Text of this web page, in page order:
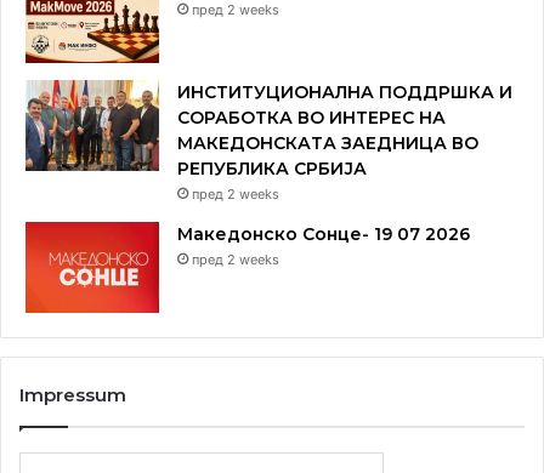
пред 2 weeks
ИНСТИТУЦИОНАЛНА ПОДДРШКА И
СОРАБОТКА ВО ИНТЕРЕС НА
МАКЕДОНСКАТА ЗАЕДНИЦА ВО
РЕПУБЛИКА СРБИЈА
пред 2 weeks
Македонско Сонце- 19 07 2026
пред 2 weeks
Impressum